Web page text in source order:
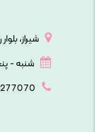
شیراز، بلوار
شنبه - پنجشنبه |